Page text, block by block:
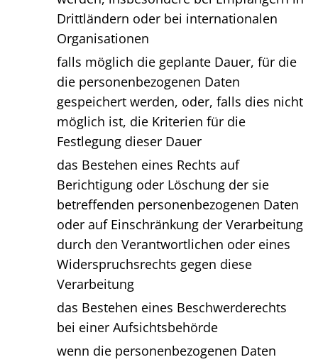
Drittländern oder bei internationalen
Organisationen
falls möglich die geplante Dauer, für die
die personenbezogenen Daten
gespeichert werden, oder, falls dies nicht
möglich ist, die Kriterien für die
Festlegung dieser Dauer
das Bestehen eines Rechts auf
Berichtigung oder Löschung der sie
betreffenden personenbezogenen Daten
oder auf Einschränkung der Verarbeitung
durch den Verantwortlichen oder eines
Widerspruchsrechts gegen diese
Verarbeitung
das Bestehen eines Beschwerderechts
bei einer Aufsichtsbehörde
wenn die personenbezogenen Daten